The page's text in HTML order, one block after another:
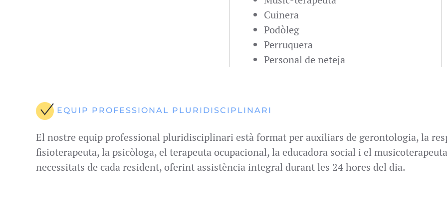
Cuinera
Podòleg
Perruquera
Personal de neteja
EQUIP PROFESSIONAL PLURIDISCIPLINARI
El nostre equip professional pluridisciplinari està format per auxiliars de gerontologia, la
fisioterapeuta, la psicòloga, el terapeuta ocupacional, la educadora social i el
necessitats de cada resident, oferint assistència integral durant les 24 hores del dia.